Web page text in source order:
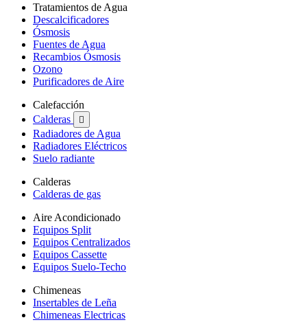
Tratamientos de Agua
Descalcificadores
Ósmosis
Fuentes de Agua
Recambios Ósmosis
Ozono
Purificadores de Aire
Calefacción
Calderas

Radiadores de Agua
Radiadores Eléctricos
Suelo radiante
Calderas
Calderas de gas
Aire Acondicionado
Equipos Split
Equipos Centralizados
Equipos Cassette
Equipos Suelo-Techo
Chimeneas
Insertables de Leña
Chimeneas Electricas